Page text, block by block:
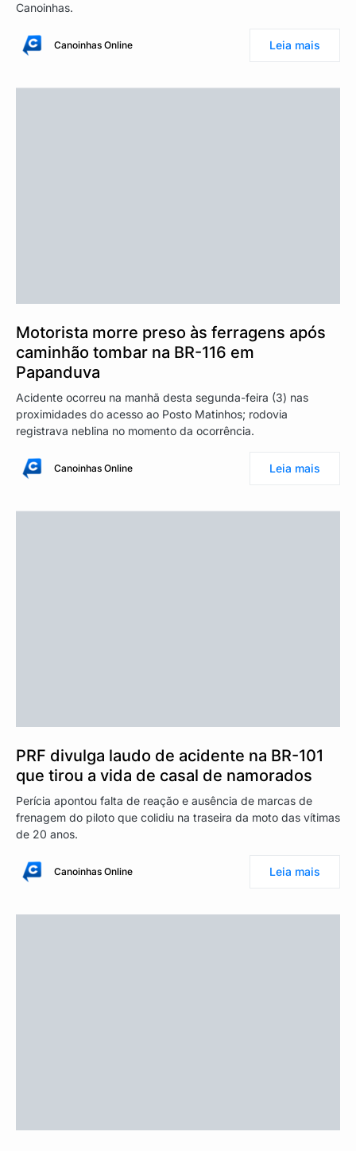
Canoinhas.
Canoinhas Online Leia mais
Motorista morre preso às ferragens após
caminhão tombar na BR-116 em
Papanduva
Acidente ocorreu na manhã desta segunda-feira (3) nas
proximidades do acesso ao Posto Matinhos; rodovia
registrava neblina no momento da ocorrência.
Canoinhas Online Leia mais
PRF divulga laudo de acidente na BR-101
que tirou a vida de casal de namorados
Perícia apontou falta de reação e ausência de marcas de
frenagem do piloto que colidiu na traseira da moto das vítimas
de 20 anos.
Canoinhas Online Leia mais